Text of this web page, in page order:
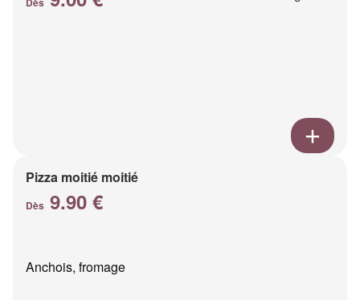
Pizza moitié moitié
Dès 9.90 €
Anchois, fromage